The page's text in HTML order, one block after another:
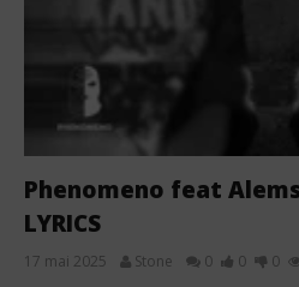
Phenomeno feat
LYRICS
17 mai 2025 Stone 0 0 0